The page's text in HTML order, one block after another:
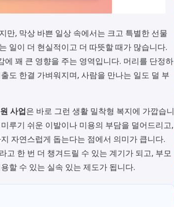
만, 막상 바쁜 일상 속에서는 크고 특별한 선물
일이 더 현실적이고 더 따뜻할 때가 많습니다.
꽤 큰 영향을 주는 영역입니다. 머리를 단정하
도 한결 가벼워지며, 사람을 만나는 일도 덜 부
사업은 바로 그런 생활 밀착형 복지에 가깝습니
루기 쉬운 이발이나 미용의 부담을 덜어드리고,
자연스럽게 돕는다는 점에서 의미가 큽니다.
고 한 번 더 챙겨드릴 수 있는 계기가 되고, 부모
할 수 있는 실속 있는 제도가 됩니다.